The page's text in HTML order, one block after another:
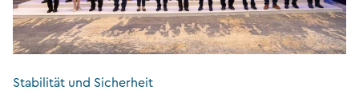
Stabilität und Sicherheit